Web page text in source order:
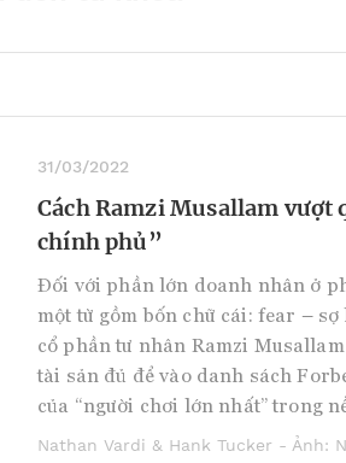
31/03/2022
Cách Ramzi Musallam vượt
chính phủ”
Đối với phần lớn doanh nhân ở
một từ gồm bốn chữ cái: fear –
cổ phần tư nhân Ramzi
tài sản đủ để vào danh sách
của “người chơi lớn nhất” trong
Nathan Vardi & Hank Tucker - Ảnh: